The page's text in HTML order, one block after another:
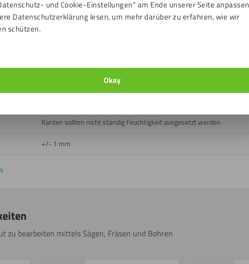
und Cookie-Einstellungen" am Ende unserer Seite anpassen
Datenschutzerklärung lesen, um mehr darüber zu erfahren, wie wir
schützen.
Okay
Ja
Kanten sollten nicht ständig Feuchtigkeit ausgesetzt werden
+/- 1 mm
zu bearbeiten mittels Sägen, Fräsen und Bohren